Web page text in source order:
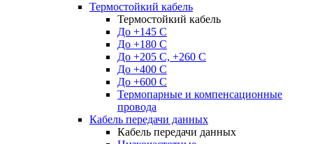
Термостойкий кабель
Термостойкий кабель
До +145 С
До +180 C
До +205 С, +260 С
До +400 C
До +600 С
Термопарные и компенсационные
провода
Кабель передачи данных
Кабель передачи данных